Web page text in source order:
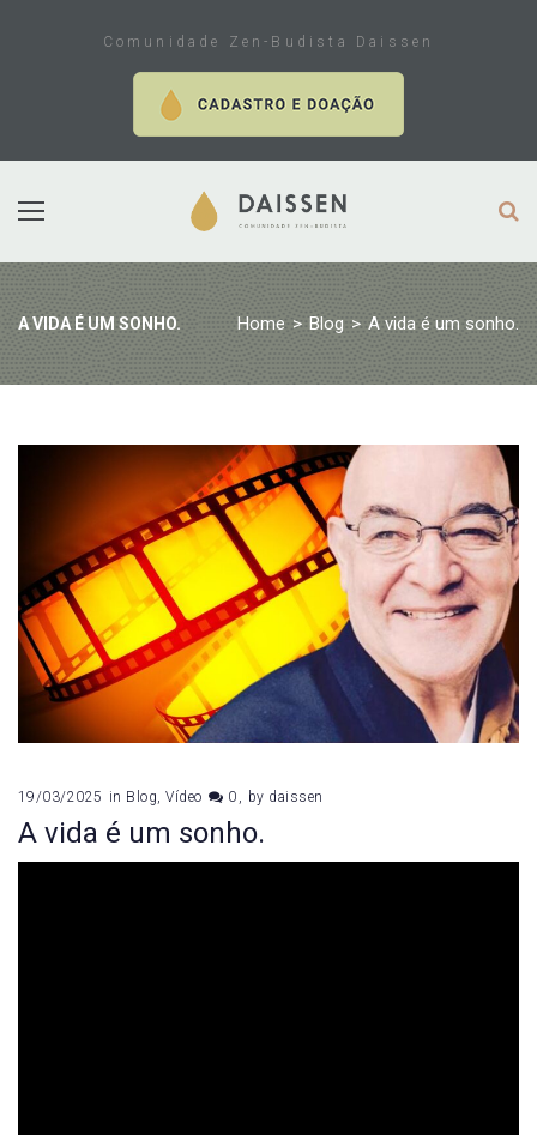
Comunidade Zen-Budista Daissen
A VIDA É UM SONHO. Home > Blog > A vida é um sonho.
19/03/2025 in Blog,Vídeo 0 by daissen
A vida é um sonho.